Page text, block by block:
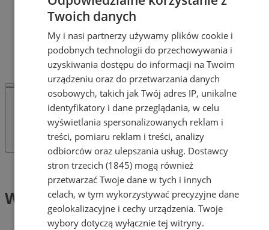
POLECAMY
Protocol IT
Pracuj.pl - praca w Mysłowicach
REKLAMA
WSPÓŁPRACA
Tag: Wyścigi słoni
Wyścigi słoni (1)
Twoich danych
My i nasi partnerzy używamy plików cookie i
podobnych technologii do przechowywania i
uzyskiwania dostępu do informacji na Twoim
urządzeniu oraz do przetwarzania danych
osobowych, takich jak Twój adres IP, unikalne
identyfikatory i dane przeglądania, w celu
wyświetlania spersonalizowanych reklam i
treści, pomiaru reklam i treści, analizy
odbiorców oraz ulepszania usług. Dostawcy
stron trzecich (1845) mogą również
przetwarzać Twoje dane w tych i innych
celach, w tym wykorzystywać precyzyjne dane
geolokalizacyjne i cechy urządzenia. Twoje
wybory dotyczą wyłącznie tej witryny.